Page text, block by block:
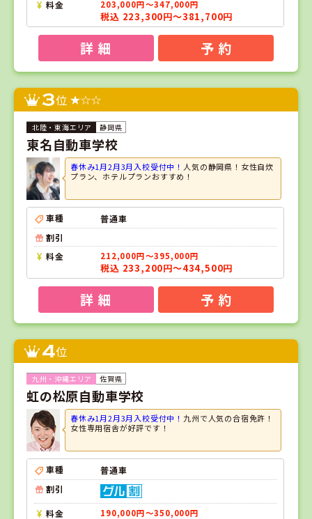
料金 203,000円～347,000円
税込 223,300円～381,700円
詳 細 予 約
3位
静岡県
東名自動車学校
春休み1月2月3月入校受付中！ 人気の静岡県！女性自炊
プラン、ホテルプランおすすめ！
車種
普通車
割引
料金
212,000円～395,000円
税込 233,200円～434,500円
詳 細 予 約
4位
佐賀県
虹の松原自動車学校
春休み1月2月3月入校受付中！ 九州で人気の合宿免許！
女性専用宿舎が好評です！
車種
普通車
割引
料金 190,000円～350,000円